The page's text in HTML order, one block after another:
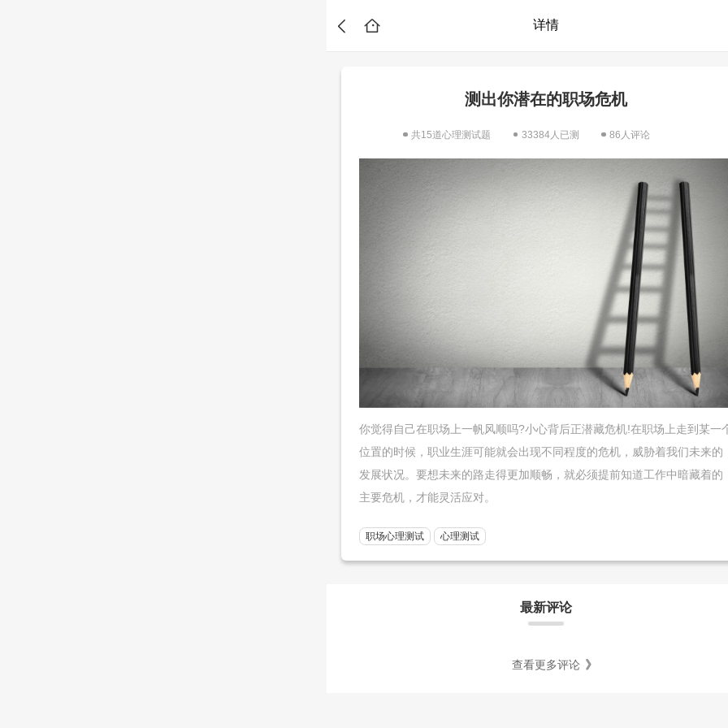
详情
测出你潜在的职场危机
共15道心理测试题 33384人已测 86人评论
你觉得自己在职场上一帆风顺吗?小心背后正潜藏危机!在职场上走到某一
位置的时候，职业生涯可能就会出现不同程度的危机，威胁着我们未来的
发展状况。要想未来的路走得更加顺畅，就必须提前知道工作中暗藏着的
主要危机，才能灵活应对。
职场心理测试 心理测试
最新评论
查看更多评论